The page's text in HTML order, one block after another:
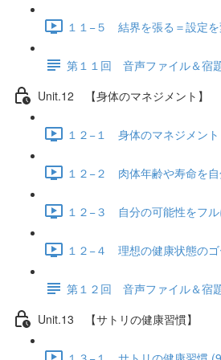
１１−５ 結界を張る＝設定
第１１回 音声ファイル＆宿
Unit.12 【身体のマネジメント】
１２−１ 身体のマネジメン
１２−２ 肉体年齢や寿命を
１２−３ 自分の可能性をフ
１２−４ 理想の健康状態の
第１２回 音声ファイル＆宿
Unit.13 【サトリの健康習慣】